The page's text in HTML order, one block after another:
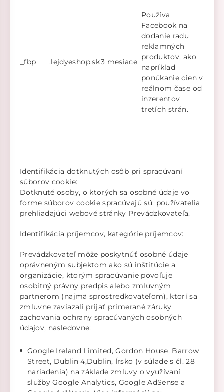
_fbp .lejdyeshop.sk3 mesiace
Používa
Facebook na
dodanie radu
reklamných
produktov, ako
napríklad
ponúkanie cien v
reálnom čase od
inzerentov
tretích strán.
Identifikácia dotknutých osôb pri spracúvaní
súborov cookie:
Dotknuté osoby, o ktorých sa osobné údaje vo
forme súborov cookie spracúvajú sú: používatelia
prehliadajúci webové stránky Prevádzkovateľa.
Identifikácia príjemcov, kategórie príjemcov:
Prevádzkovateľ môže poskytnúť osobné údaje
oprávneným subjektom ako sú inštitúcie a
organizácie, ktorým spracúvanie povoľuje
osobitný právny predpis alebo zmluvným
partnerom (najmä sprostredkovateľom), ktorí sa
zmluvne zaviazali prijať primerané záruky
zachovania ochrany spracúvaných osobných
údajov, nasledovne:
Google Ireland Limited, Gordon House, Barrow
Street, Dublin 4,Dublin, Írsko (v súlade s čl. 28
nariadenia) na základe zmluvy o využívaní
služby Google Analytics, Google AdSense a